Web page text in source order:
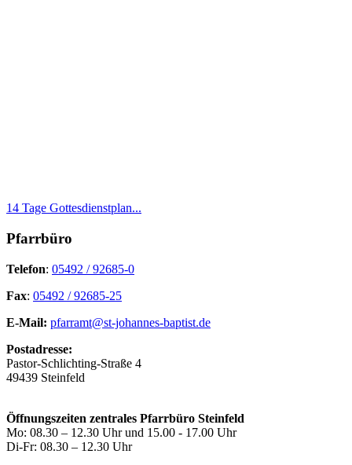
14 Tage Gottesdienstplan...
Pfarrbüro
Telefon: 05492 / 92685-0
Fax: 05492 / 92685-25
E-Mail: pfarramt@st-johannes-baptist.de
Postadresse:
Pastor-Schlichting-Straße 4
49439 Steinfeld
Öffnungszeiten zentrales Pfarrbüro Steinfeld
Mo: 08.30 – 12.30 Uhr und 15.00 - 17.00 Uhr
Di-Fr: 08.30 – 12.30 Uhr